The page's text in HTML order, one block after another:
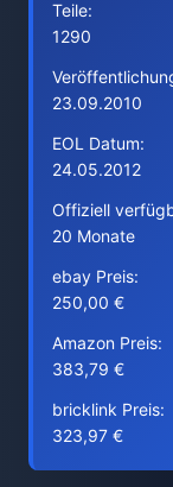
Teile:
1290
23.09.2010
EOL Datum:
24.05.2012
Offiziell
20 Monate
ebay Preis:
250,00 €
Amazon Preis:
383,79 €
bricklink Preis:
323,97 €